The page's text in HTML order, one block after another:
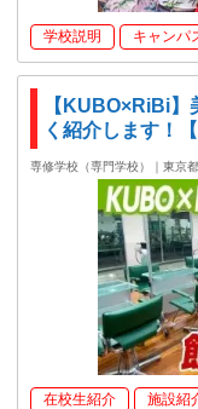
学校説明 キャンパ
【KUBO×RiBi】
く紹介します！
専修学校（専門学校）｜東京都
在校生紹介 施設紹